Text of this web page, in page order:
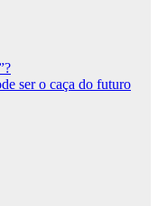
ser o caça do futuro